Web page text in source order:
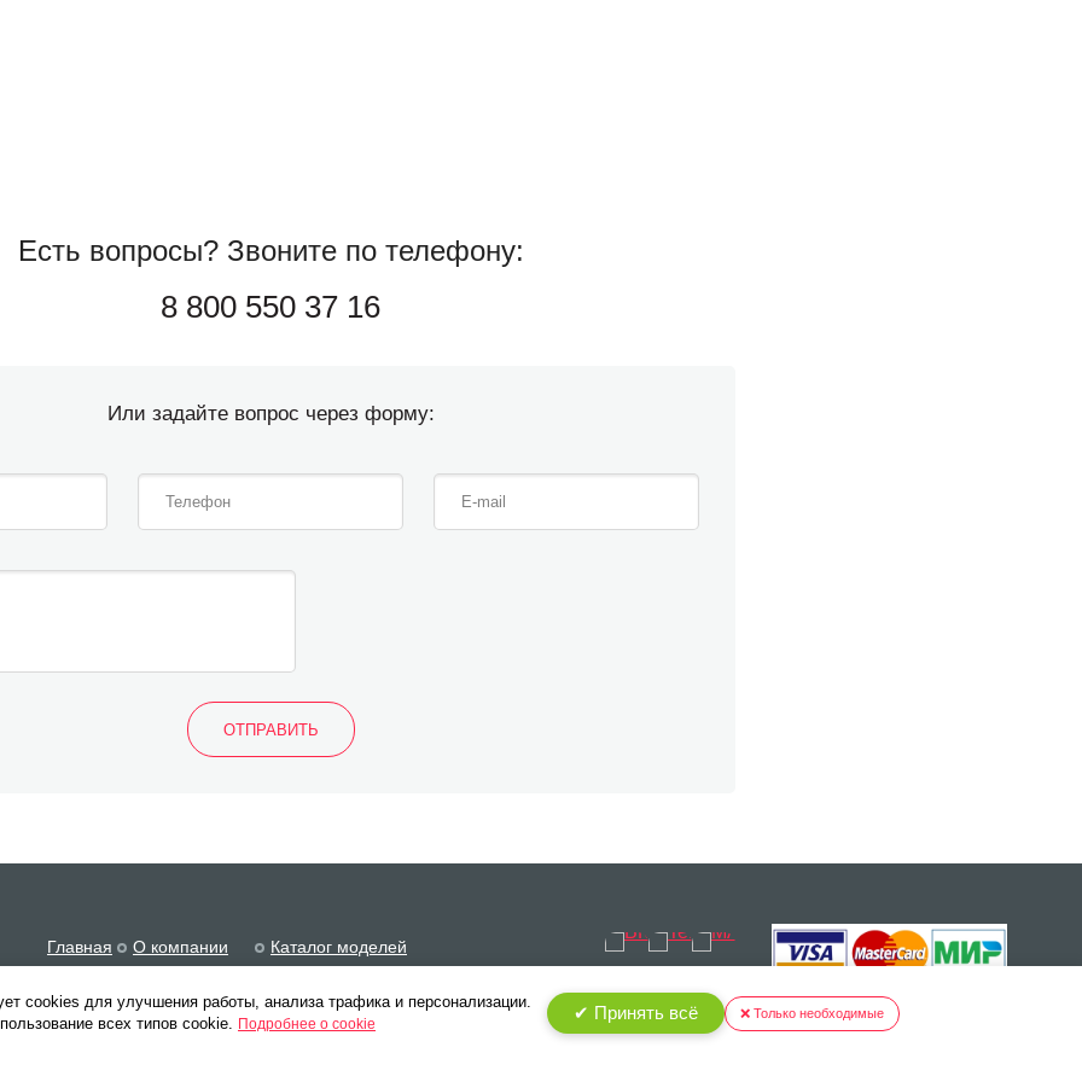
Есть вопросы?Звоните по телефону:
8 800 550 37 16
Или задайте вопрос через форму:
Главная О компании
Каталог моделей
cookies для улучшения работы, анализа трафика и персонализации.
всех типов cookie. Подробнее о cookie
✔ Принять всё ❌ Только необходимые